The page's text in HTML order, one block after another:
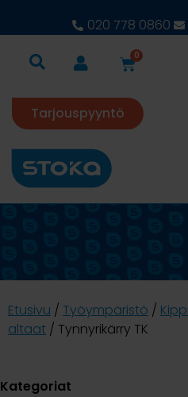
020 778 0860
0
Tarjouspyyntö
Etusivu / Työympäristö /
altaat / Tynnyrikärry TK
Kategoriat